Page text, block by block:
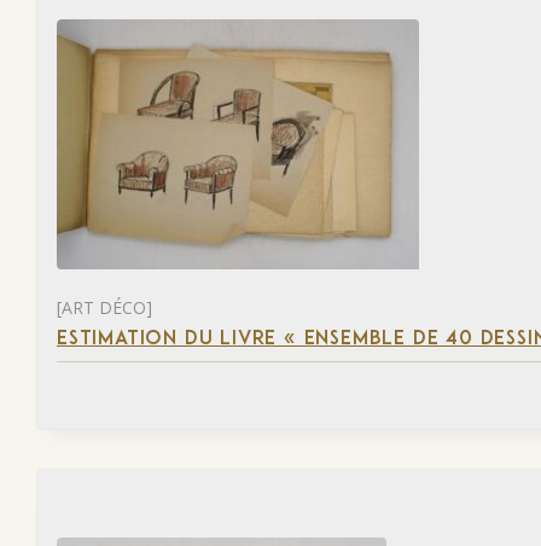
[ART DÉCO]
ESTIMATION DU LIVRE « ENSEMBLE DE 40